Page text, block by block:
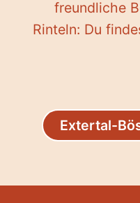
freundliche
Rinteln: Du
Extertal-